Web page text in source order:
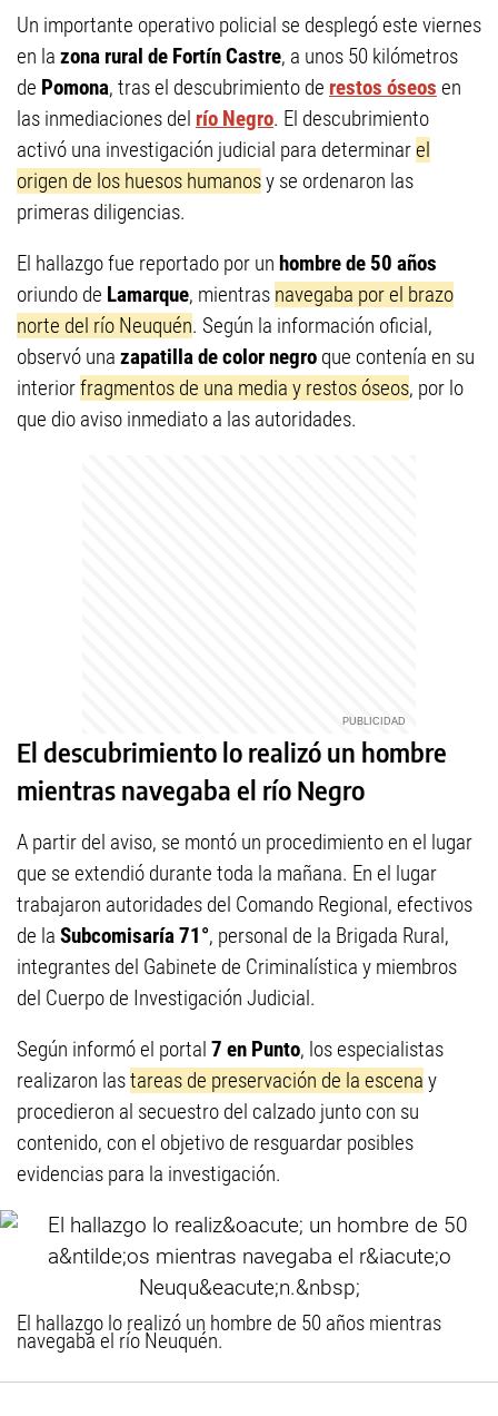
Un importante operativo policial se desplegó este viernes
en la zona rural de Fortín Castre, a unos 50 kilómetros
de Pomona, tras el descubrimiento de restos óseos en
las inmediaciones del río Negro. El descubrimiento
activó una investigación judicial para determinarel
origen de los huesos humanosy se ordenaron las
primeras diligencias.
El hallazgo fue reportado por un hombre de 50 años
oriundo de Lamarque, mientras navegaba por el brazo
norte del río Neuquén. Según la información oficial,
observó una zapatilla de color negro que contenía en su
interiorfragmentos de una media y restos óseos, por lo
que dio aviso inmediato a las autoridades.
El descubrimiento lo realizó un hombre
mientras navegaba el río Negro
A partir del aviso, se montó un procedimiento en el lugar
que se extendió durante toda la mañana. En el lugar
trabajaron autoridades del Comando Regional, efectivos
de la Subcomisaría 71°, personal de la Brigada Rural,
integrantes del Gabinete de Criminalística y miembros
del Cuerpo de Investigación Judicial.
Según informó el portal 7 en Punto, los especialistas
realizaron lastareas de preservación de la escena y
procedieron al secuestro del calzado junto con su
contenido, con el objetivo de resguardar posibles
evidencias para la investigación.
El hallazgo lo realizó un hombre de 50 años mientras
navegaba el río Neuquén.